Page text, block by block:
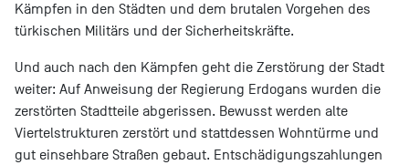
Kämpfen in den Städten und dem brutalen Vorgehen des
türkischen Militärs und der Sicherheitskräfte.
Und auch nach den Kämpfen geht die Zerstörung der Stadt
weiter: Auf Anweisung der Regierung Erdogans wurden die
zerstörten Stadtteile abgerissen. Bewusst werden alte
Viertelstrukturen zerstört und stattdessen Wohntürme und
gut einsehbare Straßen gebaut. Entschädigungszahlungen